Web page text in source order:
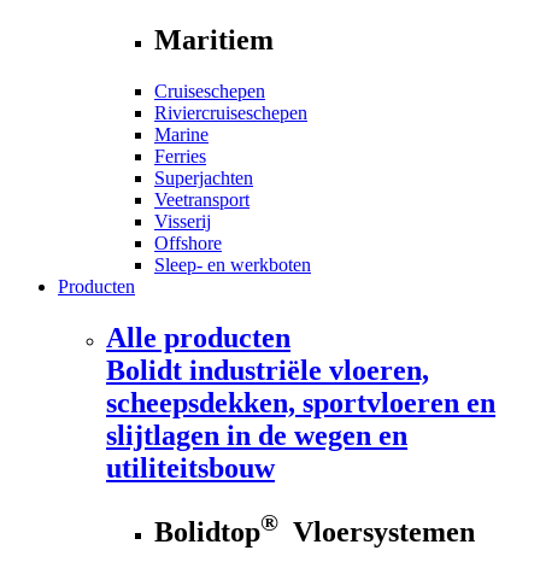
Maritiem
Cruiseschepen
Riviercruiseschepen
Marine
Ferries
Superjachten
Veetransport
Visserij
Offshore
Sleep- en werkboten
Producten
Alle producten
Bolidt industriële vloeren,
scheepsdekken, sportvloeren en
slijtlagen in de wegen en
utiliteitsbouw
Bolidtop® Vloersystemen